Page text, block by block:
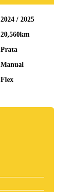
2024/ 2025
20,560km
Prata
Manual
Flex